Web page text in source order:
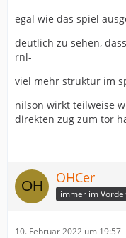
egal wie das spiel
deutlich zu sehen,
rnl-
viel mehr struktur im
nilson wirkt teilweise
direkten zug zum tor
OHCer
immer im
10. Februar 2022 um 19:57